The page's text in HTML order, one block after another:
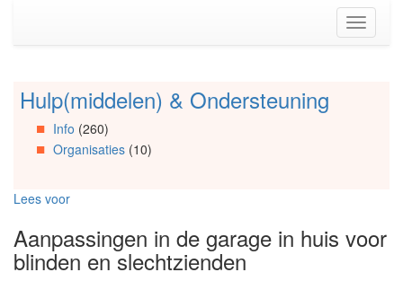
(Accesskey
Toggle
Spring
Artikels
Spring
Spring
Organisaties
Spring
Hulp(middelen) & Ondersteuning
Info (260)
Organisaties(10)
Lees voor
Aanpassingen in de garage in huis voor
blinden en slechtzienden